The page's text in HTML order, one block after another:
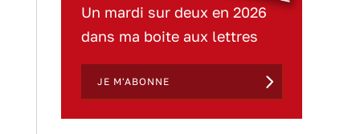
Un mardi sur deux en 2026
dans ma boite aux lettres
JE M'ABONNE